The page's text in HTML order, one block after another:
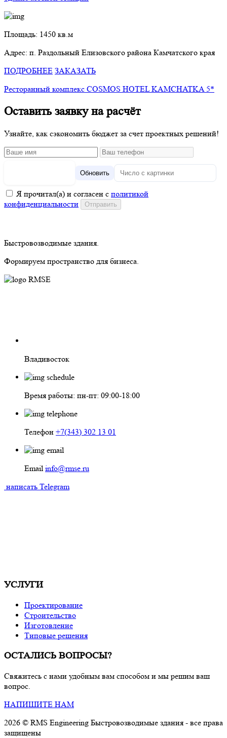
Площадь: 1450 кв.м
Адрес: п. Раздольный Елизовского района Камчатского края
ПОДРОБНЕЕ ЗАКАЗАТЬ
Ресторанный комплекс COSMOS HOTEL KAMCHATKA 5*
Оставить заявку на расчёт
Узнайте, как сэкономить бюджет за счет проектных решений!
Обновить
Я прочитал(а) и согласен с политикой
конфиденциальности
Быстровозводимые здания.
Формируем пространство для бизнеса.
Владивосток
Время работы: пн-пт: 09:00-18:00
Телефон +7(343) 302 13 01
Email info@rmse.ru
написать Telegram
УСЛУГИ
Проектирование
Строительство
Изготовление
Типовые решения
ОСТАЛИСЬ ВОПРОСЫ?
Свяжитесь с нами удобным вам способом и мы решим ваш
вопрос.
НАПИШИТЕ НАМ
2026 © RMS Engineering Быстровозводимые здания - все права
защищены